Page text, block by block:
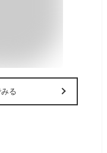
る